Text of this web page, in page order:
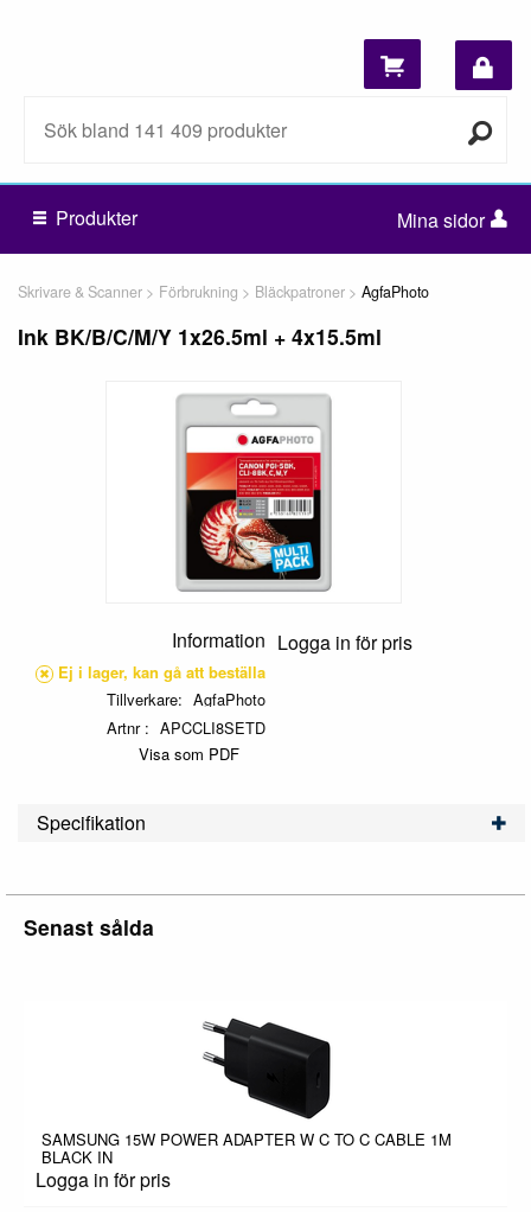
Produkter Mina sidor
Skrivare & Scanner Förbrukning Bläckpatroner AgfaPhoto
Ink BK/B/C/M/Y 1x26.5ml + 4x15.5ml
Information
Ej i lager, kan gå att beställa
Tillverkare
AgfaPhoto
Artnr
APCCLI8SETD
Visa som PDF
Logga in för pris
Specifikation
Senast sålda
SAMSUNG 15W POWER ADAPTER W C TO C CABLE 1M
BLACK IN
Logga in för pris